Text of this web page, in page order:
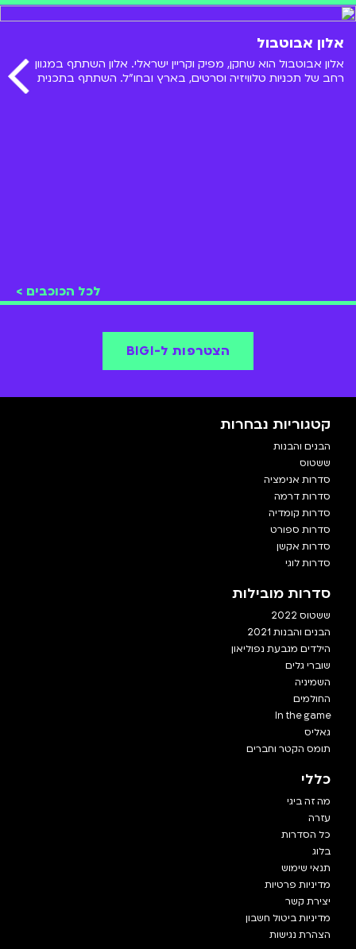
אלון אבוטבול
אלון אבוטבול הוא שחקן, מפיק וקריין ישראלי. אלון השתתף במגוון
רחב של תכניות טלוויזיה וסרטים, בארץ ובחו"ל. השתתף בתכנית
"אלכס בעד ונגד" ששודרה בערוץ הילדים. בואו להכיר אותו מקרוב!
לכל הכוכבים >
הצטרפות ל-BIGI
קטגוריות נבחרות
הבנים והבנות
ששטוס
סדרות אנימציה
סדרות דרמה
סדרות קומדיה
סדרות ספורט
סדרות אקשן
סדרות לוגי
סדרות מובילות
ששטוס 2022
הבנים והבנות 2021
הילדים מגבעת נפוליאון
שוברי גלים
השמיניה
החולמים
In the game
גאליס
תומס הקטר וחברים
כללי
מה זה ביגי
עזרה
כל הסדרות
בלוג
תנאי שימוש
מדיניות פרטיות
יצירת קשר
מדיניות ביטול חשבון
הצהרת נגישות